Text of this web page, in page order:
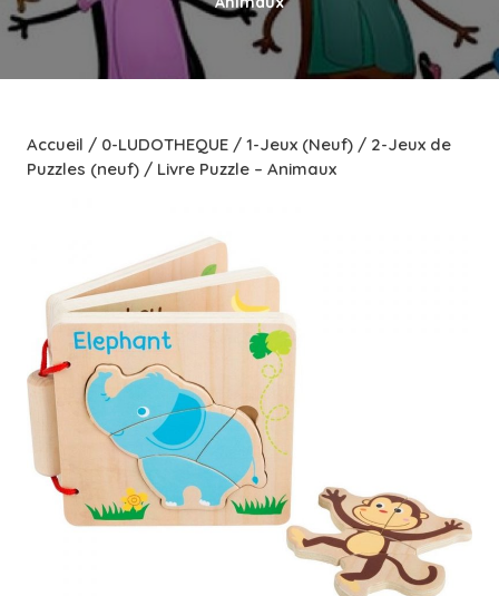
Accueil / 0-LUDOTHEQUE / 1-Jeux (Neuf) / 2-Jeux de
Puzzles (neuf) / Livre Puzzle – Animaux